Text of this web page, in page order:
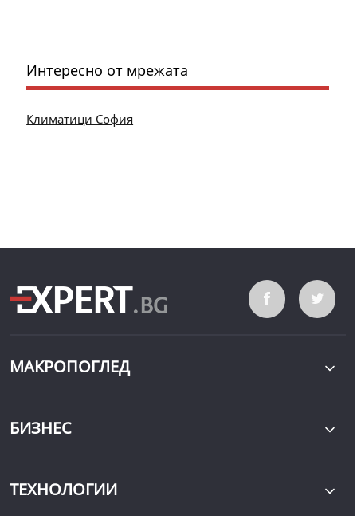
Интересно от мрежата
Климатици София
МАКРОПОГЛЕД
БИЗНЕС
ТЕХНОЛОГИИ